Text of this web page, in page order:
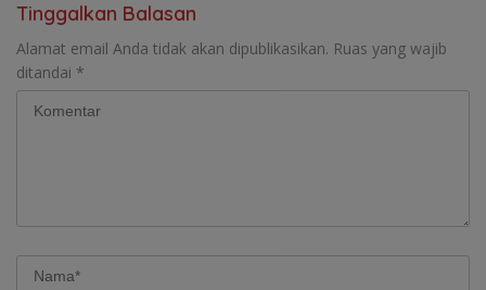
Tinggalkan Balasan
Alamat email Anda tidak akan dipublikasikan. Ruas yang wajib
ditandai *